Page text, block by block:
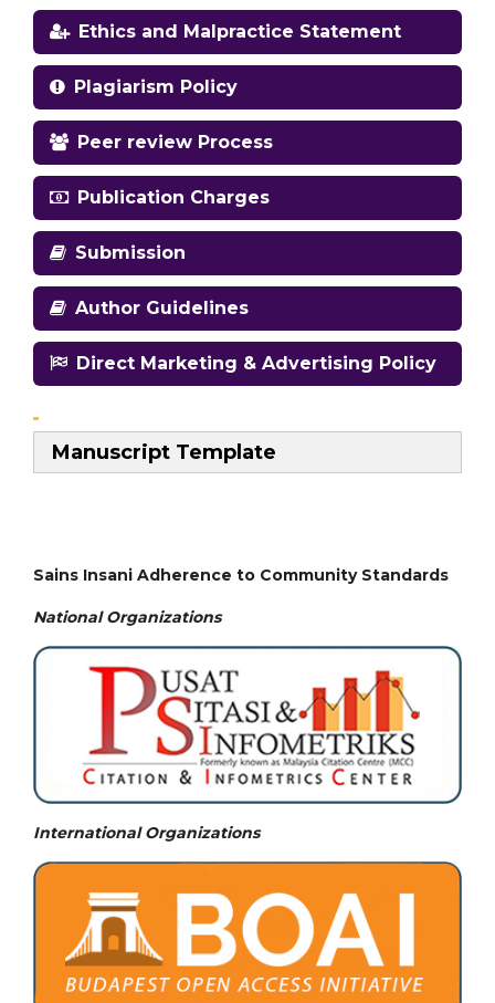
Ethics and Malpractice Statement
Plagiarism Policy
Peer review Process
Publication Charges
Submission
Author Guidelines
Direct Marketing & Advertising Policy
Manuscript Template
Sains Insani Adherence to Community Standards
National Organizations
International Organizations